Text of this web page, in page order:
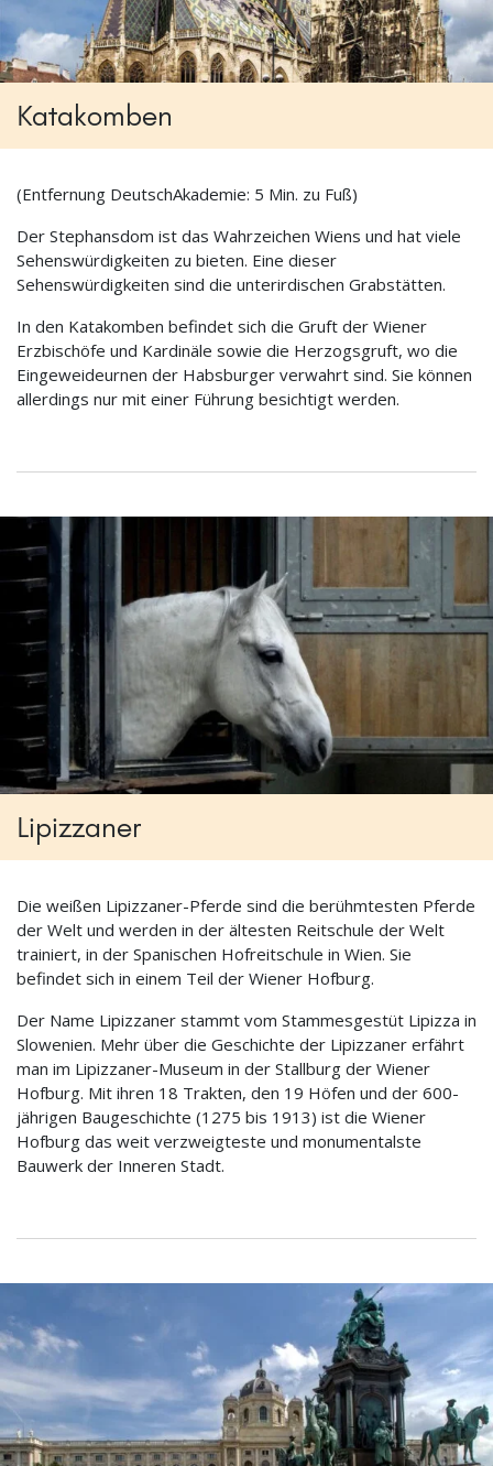
Katakomben
(Entfernung DeutschAkademie: 5 Min. zu Fuß)
Der Stephansdom ist das Wahrzeichen Wiens und hat viele
Sehenswürdigkeiten zu bieten. Eine dieser
Sehenswürdigkeiten sind die unterirdischen Grabstätten.
In den Katakomben befindet sich die Gruft der Wiener
Erzbischöfe und Kardinäle sowie die Herzogsgruft, wo die
Eingeweideurnen der Habsburger verwahrt sind. Sie können
allerdings nur mit einer Führung besichtigt werden.
Lipizzaner
Die weißen Lipizzaner-Pferde sind die berühmtesten Pferde
der Welt und werden in der ältesten Reitschule der Welt
trainiert, in der Spanischen Hofreitschule in Wien. Sie
befindet sich in einem Teil der Wiener Hofburg.
Der Name Lipizzaner stammt vom Stammesgestüt Lipizza in
Slowenien. Mehr über die Geschichte der Lipizzaner erfährt
man im Lipizzaner-Museum in der Stallburg der Wiener
Hofburg. Mit ihren 18 Trakten, den 19 Höfen und der 600-
jährigen Baugeschichte (1275 bis 1913) ist die Wiener
Hofburg das weit verzweigteste und monumentalste
Bauwerk der Inneren Stadt.